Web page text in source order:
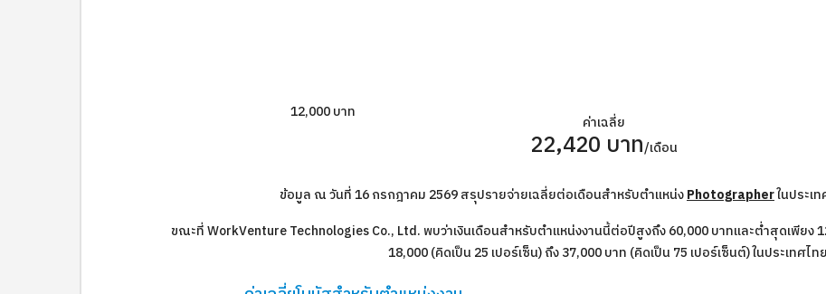
12,000 บาท
ค่าเฉลี่ย
22,420 บาท/เดือน
ข้อมูล ณ วันที่ 16 กรกฎาคม 2569 สรุปรายจ่ายเฉลี่ยต่อเดือนสำหรับตำแหน่งPhotographerในประเ
ขณะที่ WorkVenture Technologies Co., Ltd. พบว่าเงินเดือนสำหรับตำแหน่งงานนี้ต่อปีสูงถึง 60,000 บาทและต่ำสุดเพียง
18,000 (คิดเป็น 25 เปอร์เซ็น) ถึง 37,000 บาท (คิดเป็น 75 เปอร์เซ็นต์) ในประเทศไทย